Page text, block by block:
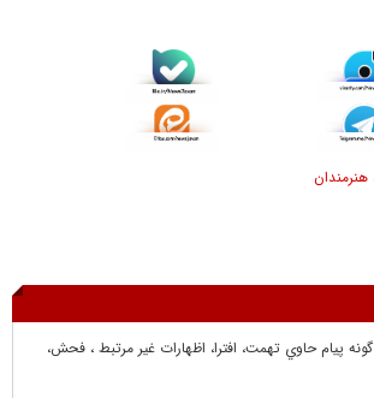
هنرمندان
پيام حاوي تهمت، افترا، اظهارات غير مرتبط ، فحش،